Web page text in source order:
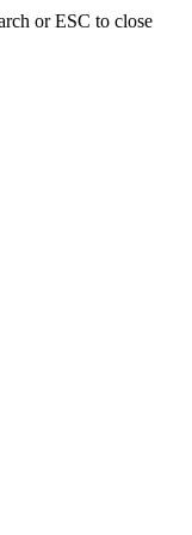
or ESC to close